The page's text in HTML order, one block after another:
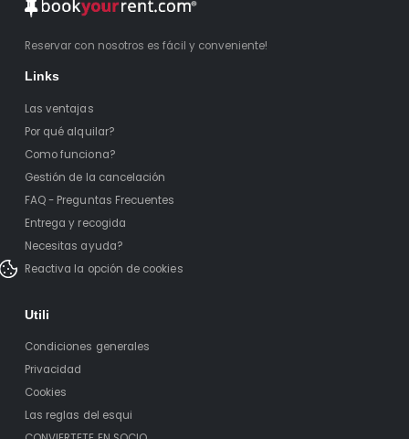
Reservar con nosotros es fácil y conveniente!
Links
Las ventajas
Por qué alquilar?
Como funciona?
Gestión de la cancelación
FAQ - Preguntas Frecuentes
Entrega y recogida
Necesitas ayuda?
Reactiva la opción de cookies
Utili
Condiciones generales
Privacidad
Cookies
Las reglas del esqui